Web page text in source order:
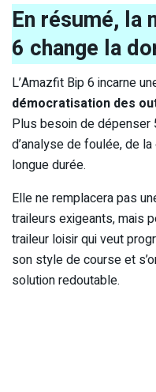
En résumé, la
6 change la
L’Amazfit Bip 6 incarne
démocratisation des
Plus besoin de dépenser
d’analyse de foulée, de
longue durée.
Elle ne remplacera pas
traileurs exigeants, mais
traileur loisir qui veut
son style de course et
solution redoutable.